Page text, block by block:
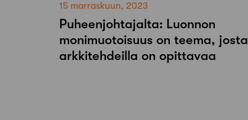
15 marraskuun, 2023
Puheenjohtajalta: Luonnon
monimuotoisuus on teema, josta
arkkitehdeilla on opittavaa